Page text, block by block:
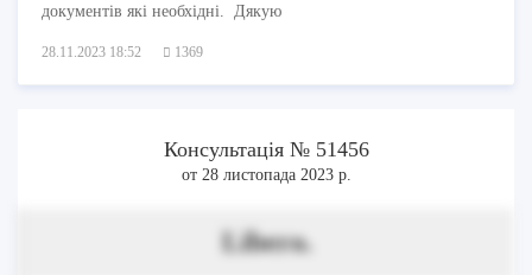
документів які необхідні. Дякую
28.11.2023 18:52 1369
Консультація № 51456
от 28 листопада 2023 р.
Libero.